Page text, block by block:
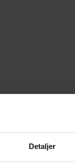
Detaljer